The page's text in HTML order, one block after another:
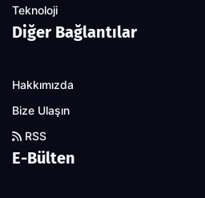
Teknoloji
Diğer Bağlantılar
Hakkımızda
Bize Ulaşın
RSS
E-Bülten